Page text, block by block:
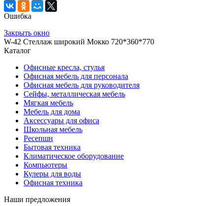
Ошибка
Закрыть окно
W-42 Стеллаж широкий Мокко 720*360*770
Каталог
Офисные кресла, стулья
Офисная мебель для персонала
Офисная мебель для руководителя
Сейфы, металлическая мебель
Мягкая мебель
Мебель для дома
Аксессуары для офиса
Школьная мебель
Ресепшн
Бытовая техника
Климатическое оборудование
Компьютеры
Кулеры для воды
Офисная техника
Наши предложения